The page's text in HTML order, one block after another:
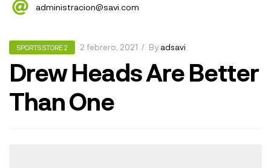
administracion@savi.com
SPORTS STORE 2 2 febrero, 2021 By adsavi
Drew Heads Are Better
Than One